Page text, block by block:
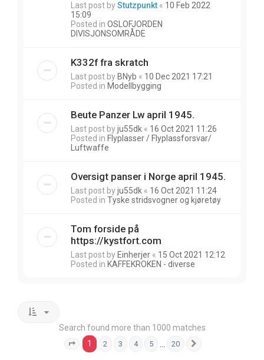
Last post byStutzpunkt « 10 Feb 2022
15:09
Posted in OSLOFJORDEN
DIVISJONSOMRÅDE
K332f fra skratch
Last post by BNyb « 10 Dec 2021 17:21
Posted in Modellbygging
Beute Panzer Lw april 1945.
Last post byju55dk « 16 Oct 2021 11:26
Posted in Flyplasser / Flyplassforsvar/
Luftwaffe
Oversigt panser i Norge april 1945.
Last post byju55dk « 16 Oct 2021 11:24
Posted in Tyske stridsvogner og kjøretøy
Tom forside på
https://kystfort.com
Last post by Einherjer « 15 Oct 2021 12:12
Posted in KAFFEKROKEN - diverse
Search found more than 1000 matches
Page 1 of 20
1 2 3 4 5 20